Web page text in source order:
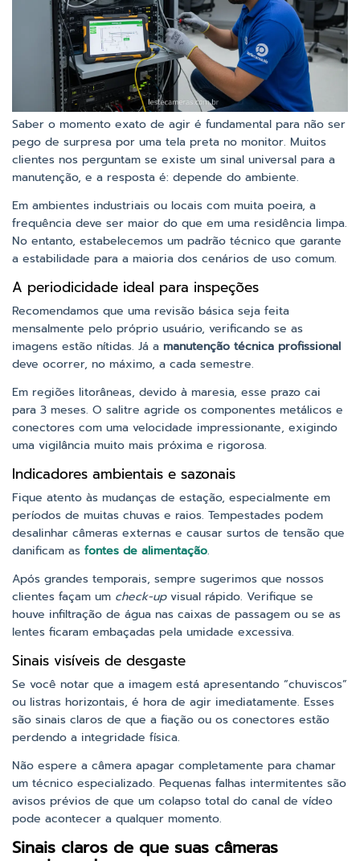
Saber o momento exato de agir é fundamental para não ser
pego de surpresa por uma tela preta no monitor. Muitos
clientes nos perguntam se existe um sinal universal para a
manutenção, e a resposta é: depende do ambiente.
Em ambientes industriais ou locais com muita poeira, a
frequência deve ser maior do que em uma residência limpa.
No entanto, estabelecemos um padrão técnico que garante
a estabilidade para a maioria dos cenários de uso comum.
A periodicidade ideal para inspeções
Recomendamos que uma revisão básica seja feita
mensalmente pelo próprio usuário, verificando se as
imagens estão nítidas. Já a manutenção técnica profissional
deve ocorrer, no máximo, a cada semestre.
Em regiões litorâneas, devido à maresia, esse prazo cai
para 3 meses. O salitre agride os componentes metálicos e
conectores com uma velocidade impressionante, exigindo
uma vigilância muito mais próxima e rigorosa.
Indicadores ambientais e sazonais
Fique atento às mudanças de estação, especialmente em
períodos de muitas chuvas e raios. Tempestades podem
desalinhar câmeras externas e causar surtos de tensão que
danificam as fontes de alimentação.
Após grandes temporais, sempre sugerimos que nossos
clientes façam um check-upvisual rápido. Verifique se
houve infiltração de água nas caixas de passagem ou se as
lentes ficaram embaçadas pela umidade excessiva.
Sinais visíveis de desgaste
Se você notar que a imagem está apresentando “chuviscos”
ou listras horizontais, é hora de agir imediatamente. Esses
são sinais claros de que a fiação ou os conectores estão
perdendo a integridade física.
Não espere a câmera apagar completamente para chamar
um técnico especializado. Pequenas falhas intermitentes são
avisos prévios de que um colapso total do canal de vídeo
pode acontecer a qualquer momento.
Sinais claros de que suas câmeras